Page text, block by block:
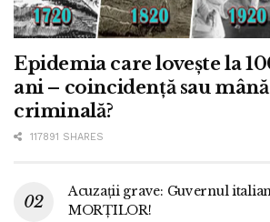
Epidemia care lovește la
ani – coincidență sau mână
criminală?
117891 SHARES
Acuzații grave: Guvernul
MORȚILOR!